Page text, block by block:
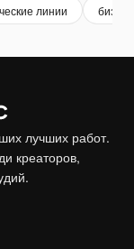
линии
лучших работ.
креаторов,